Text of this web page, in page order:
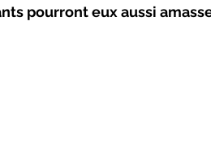
pourront eux aussi